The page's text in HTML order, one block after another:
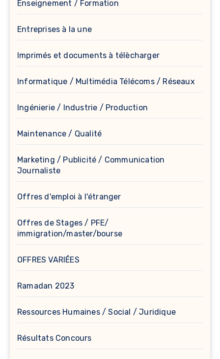
Enseignement / Formation
Entreprises à la une
Imprimés et documents à télècharger
Informatique / Multimédia Télécoms / Réseaux
Ingénierie / Industrie / Production
Maintenance / Qualité
Marketing / Publicité / Communication
Journaliste
Offres d'emploi à l'étranger
Offres de Stages / PFE/
immigration/master/bourse
OFFRES VARIÉES
Ramadan 2023
Ressources Humaines / Social / Juridique
Résultats Concours